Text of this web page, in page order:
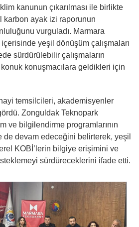
kanunun çıkarılması ile birlikte
karbon ayak izi raporunun
vurguladı. Marmara
yeşil dönüşüm çalışmaları
sürdürülebilir çalışmaların
konuk konuşmacılara geldikleri için
temsilcileri, akademisyenler
Zonguldak Teknopark
ve bilgilendirme programlarının
devam edeceğini belirterek, yeşil
KOBİ’lerin bilgiye erişimini ve
sürdüreceklerini ifade etti.